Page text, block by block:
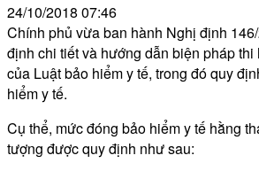
24/10/2018 07:46
Chính phủ vừa ban hành Nghị định
định chi tiết và hướng dẫn biện pháp thi
của Luật bảo hiểm y tế, trong đó quy
hiểm y tế.
Cụ thể, mức đóng bảo hiểm y tế hằng
tượng được quy định như sau: